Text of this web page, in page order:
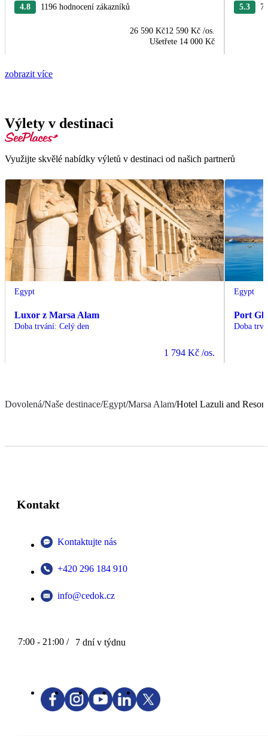
4.8 1196 hodnocení zákazníků
26 590 Kč12 590 Kč /os.
Ušetřete 14 000 Kč
5.3
zobrazit více
Výlety v destinaci
Využijte skvělé nabídky výletů v destinaci od našich partnerů
Egypt
Luxor z Marsa Alam
Doba trvání: Celý den
1 794 Kč /os.
Egypt
Port
Doba
Dovolená/Naše destinace/Egypt/Marsa Alam/Hotel Lazuli and Resort
Kontakt
Kontaktujte nás
+420 296 184 910
info@cedok.cz
7:00 - 21:00 / 7 dní v týdnu